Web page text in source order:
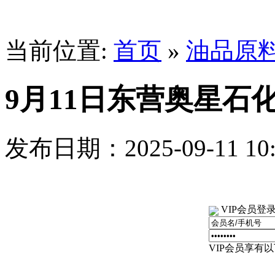
当前位置: 首页 » 油品原
9月11日东营奥星石
发布日期：2025-09-11
VIP会员登
VIP会员享有